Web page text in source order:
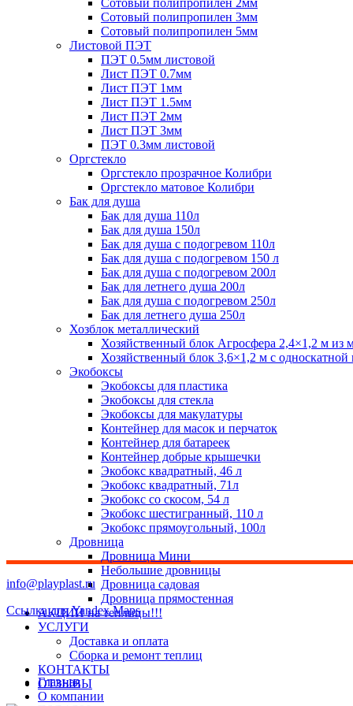
Сотовый полипропилен 2мм
Сотовый полипропилен 3мм
Сотовый полипропилен 5мм
Листовой ПЭТ
ПЭТ 0.5мм листовой
Лист ПЭТ 0.7мм
Лист ПЭТ 1мм
Лист ПЭТ 1.5мм
Лист ПЭТ 2мм
Лист ПЭТ 3мм
ПЭТ 0.3мм листовой
Оргстекло
Оргстекло прозрачное Колибри
Оргстекло матовое Колибри
Бак для душа
Бак для душа 110л
Бак для душа 150л
Бак для душа с подогревом 110л
Бак для душа с подогревом 150 л
Бак для душа с подогревом 200л
Бак для летнего душа 200л
Бак для душа с подогревом 250л
Бак для летнего душа 250л
Хозблок металлический
Хозяйственный блок Агросфера 2,4×1,2 м из
Хозяйственный блок 3,6×1,2 м с
Экобоксы
Экобоксы для пластика
Экобоксы для стекла
Экобоксы для макулатуры
Контейнер для масок и перчаток
Контейнер для батареек
Контейнер добрые крышечки
Экобокс квадратный, 46 л
Экобокс квадратный, 71л
Экобокс со скосом, 54 л
Экобокс шестигранный, 110 л
Экобокс прямоугольный, 100л
Дровница
Дровница Мини
Небольшие дровницы
Дровница садовая
Дровница прямостенная
АКЦИИ на теплицы!!!
УСЛУГИ
Доставка и оплата
Сборка и ремонт теплиц
КОНТАКТЫ
ОТЗЫВЫ
info@playplast.ru
Ссылка для Yandex Maps
Главная
О компании